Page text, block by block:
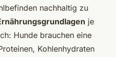
nachhaltig zu
je
Hunde brauchen eine
Kohlenhydraten